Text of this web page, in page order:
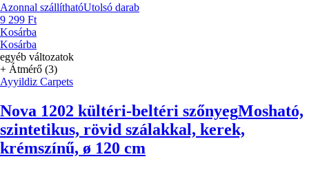
Azonnal szállíthatóUtolsó darab
9 299 Ft
Kosárba
Kosárba
egyéb változatok
+ Átmérő (3)
Ayyildiz Carpets
Nova 1202 kültéri-beltéri szőnyegMosható,
szintetikus, rövid szálakkal, kerek,
krémszínű, ø 120 cm